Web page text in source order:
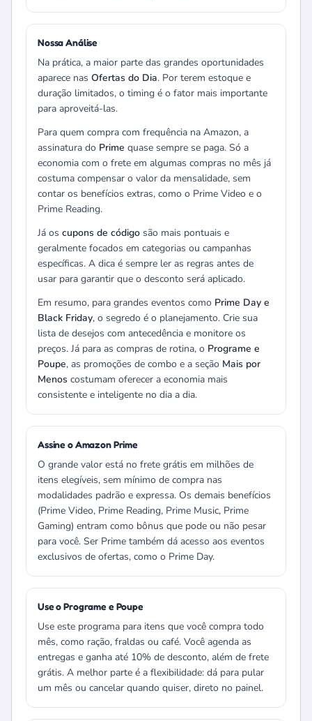
Nossa Análise
Na prática, a maior parte das grandes oportunidades
aparece nas Ofertas do Dia. Por terem estoque e
duração limitados, o timing é o fator mais importante
para aproveitá-las.
Para quem compra com frequência na Amazon, a
assinatura do Prime quase sempre se paga. Só a
economia com o frete em algumas compras no mês já
costuma compensar o valor da mensalidade, sem
contar os benefícios extras, como o Prime Video e o
Prime Reading.
Já os cupons de código são mais pontuais e
geralmente focados em categorias ou campanhas
específicas. A dica é sempre ler as regras antes de
usar para garantir que o desconto será aplicado.
Em resumo, para grandes eventos como Prime Day e
Black Friday, o segredo é o planejamento. Crie sua
lista de desejos com antecedência e monitore os
preços. Já para as compras de rotina, o Programe e
Poupe, as promoções de combo e a seção Mais por
Menos costumam oferecer a economia mais
consistente e inteligente no dia a dia.
Assine o Amazon Prime
O grande valor está no frete grátis em milhões de
itens elegíveis, sem mínimo de compra nas
modalidades padrão e expressa. Os demais benefícios
(Prime Video, Prime Reading, Prime Music, Prime
Gaming) entram como bônus que pode ou não pesar
para você. Ser Prime também dá acesso aos eventos
exclusivos de ofertas, como o Prime Day.
Use o Programe e Poupe
Use este programa para itens que você compra todo
mês, como ração, fraldas ou café. Você agenda as
entregas e ganha até 10% de desconto, além de frete
grátis. A melhor parte é a flexibilidade: dá para pular
um mês ou cancelar quando quiser, direto no painel.